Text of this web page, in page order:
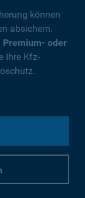
können
absichern.
Premium- oder
Ihre Kfz-